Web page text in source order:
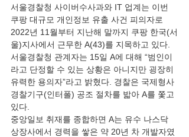
서울경찰청 사이버수사과와 IT 업계는 이번
쿠팡 대규모 개인정보 유출 사건 피의자로
2022년 11월부터 지난해 말까지 쿠팡 한국(서
울)지사에서 근무한 A(43)를 지목하고 있다.
서울경찰청 관계자는 15일 A에 대해 “범인이
라고 단정할 수 있는 상황은 아니지만 굉장히
유력한 용의자”라고 밝혔다. 경찰은 국제형사
경찰기구(인터폴) 공조 절차를 밟아 A를 쫓고
있다.
중앙일보 취재를 종합하면 A는 유수 나스닥
상장사에서 경력을 쌓은 약 20년 차 개발자였